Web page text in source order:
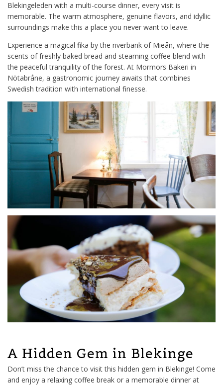
Blekingeleden with a multi-course dinner, every visit is
memorable. The warm atmosphere, genuine flavors, and idyllic
surroundings make this a place you never want to leave.
Experience a magical fika by the riverbank of Mieån, where the
scents of freshly baked bread and steaming coffee blend with
the peaceful tranquility of the forest. At Mormors Bakeri in
Nötabråne, a gastronomic journey awaits that combines
Swedish tradition with international finesse.
A Hidden Gem in Blekinge
Don’t miss the chance to visit this hidden gem in Blekinge! Come
and enjoy a relaxing coffee break or a memorable dinner at